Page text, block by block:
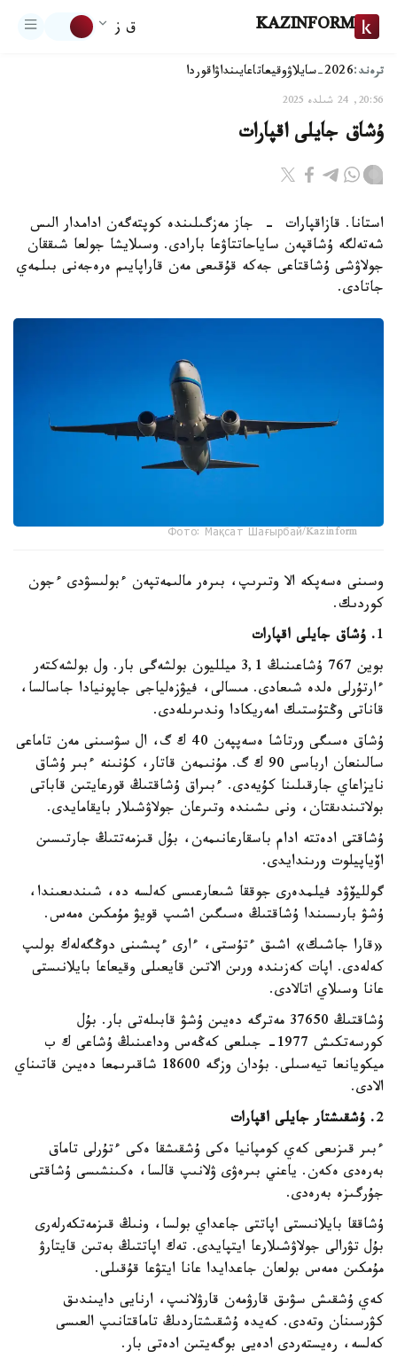
KAZINFORM ق ز
ترەند:2026-سايلاۋ وقيعاتاعايىنداۋاقوردا
20:56, 24 شىلدە 2025
ۇشاق جايلى اقپارات
استانا. قازاقپارات - جاز مەزگىلىندە كوپتەگەن ادامدار الىس
شەتەلگە ۇشاقپەن ساياحاتتاۋعا بارادى. وسىلايشا جولعا شىققان
جولاۋشى ۇشاقتاعى جەكە قۇقىعى مەن قاراپايىم ەرەجەنى بىلمەي
جاتادى.
Фото: Мақсат Шағырбай/Kazinform
وسىنى ەسەپكە الا وتىرىپ، بىرەر مالىمەتپەن ءبولىسۋدى ءجون
كوردىك.
1. ۇشاق جايلى اقپارات
بوين 767 ۇشاعىنىڭ 3,1 ميلليون بولشەگى بار. ول بولشەكتەر
ءارتۇرلى ەلدە شىعادى. مىسالى، فيۋزەلياجى جاپونيادا جاسالسا،
قاناتى وڭتۇستىك امەريكادا وندىرىلەدى.
ۇشاق ەسىگى ورتاشا ەسەپپەن 40 ك گ، ال سۋسىنى مەن تاماعى
سالىنعان ارباسى 90 ك گ. مۇنىمەن قاتار، كۇنىنە ءبىر ۇشاق
نايزاعاي جارقىلىنا كۇيەدى. ءبىراق ۇشاقتىڭ قورعايتىن قاباتى
بولاتىندىقتان، ونى ىشىندە وتىرعان جولاۋشىلار بايقامايدى.
ۇشاقتى ادەتتە ادام باسقارعانىمەن، بۇل قىزمەتتىڭ جارتىسىن
اۆياپيلوت ورىندايدى.
گولليۆۋد فيلمدەرى جوققا شىعارعىسى كەلسە دە، شىندىعىندا،
ۇشۋ بارىسىندا ۇشاقتىڭ ەسىگىن اشىپ قويۋ مۇمكىن ەمەس.
«قارا جاشىك» اشىق ءتۇستى، ءارى ءپىشىنى دوڭگەلەك بولىپ
كەلەدى. اپات كەزىندە ورىن الاتىن قايعىلى وقيعاعا بايلانىستى
عانا وسىلاي اتالادى.
ۇشاقتىڭ 37650 مەترگە دەيىن ۇشۋ قابىلەتى بار. بۇل
كورسەتكىش 1977- جىلعى كەڭەس وداعىنىڭ ۇشاعى ك ب
ميكويانعا تيەسىلى. بۇدان وزگە 18600 شاقىرىمعا دەيىن قاتىناي
الادى.
2. ۇشقىشتار جايلى اقپارات
ءبىر قىزىعى كەي كومپانيا ەكى ۇشقىشقا ەكى ءتۇرلى تاماق
بەرەدى ەكەن. ياعني بىرەۋى ۋلانىپ قالسا، ەكىنشىسى ۇشاقتى
جۇرگىزە بەرەدى.
ۇشاققا بايلانىستى اپاتتى جاعداي بولسا، ونىڭ قىزمەتكەرلەرى
بۇل تۋرالى جولاۋشىلارعا ايتپايدى. تەك اپاتتىڭ بەتىن قايتارۋ
مۇمكىن ەمەس بولعان جاعدايدا عانا ايتۋعا قۇقىلى.
كەي ۇشقىش سۋىق قارۋمەن قارۋلانىپ، ارنايى دايىندىق
كۋرسىنان وتەدى. كەيدە ۇشقىشتاردىڭ تاماقتانىپ العىسى
كەلسە، رەيستەردى ادەيى بوگەيتىن ادەتى بار.